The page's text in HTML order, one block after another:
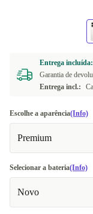
Entrega incluída:
Garantia de
Entrega incl.:
Escolhe a aparência(Info)
Premium
Selecionar a bateria(Info)
Novo